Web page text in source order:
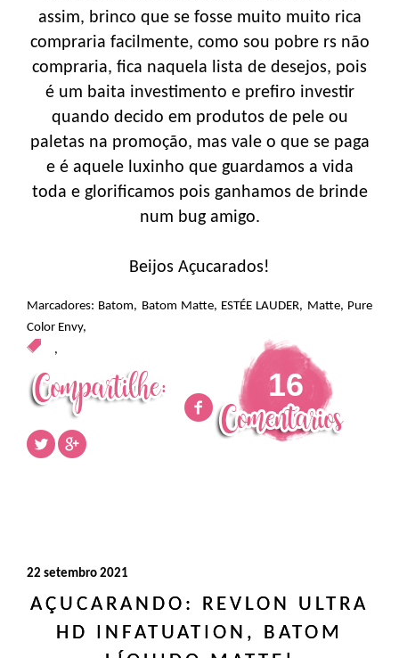
assim, brinco que se fosse muito muito rica
compraria facilmente, como sou pobre rs não
compraria, fica naquela lista de desejos, pois
é um baita investimento e prefiro investir
quando decido em produtos de pele ou
paletas na promoção, mas vale o que se paga
e é aquele luxinho que guardamos a vida
toda e glorificamos pois ganhamos de brinde
num bug amigo.
Beijos Açucarados!
Marcadores: Batom, Batom Matte, ESTÉE LAUDER, Matte, Pure
Color Envy,
,
16
22 setembro 2021
AÇUCARANDO: REVLON ULTRA
HD INFATUATION, BATOM